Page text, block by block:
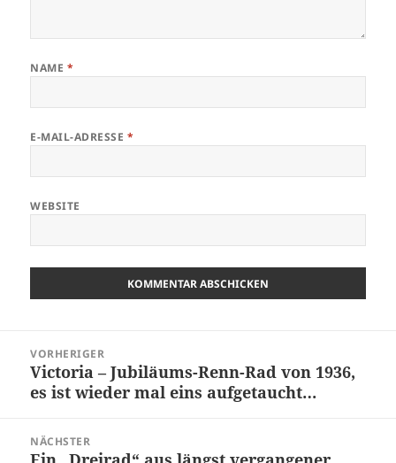
NAME *
E-MAIL-ADRESSE *
WEBSITE
VORHERIGER
Vorheriger
Beitrag:
Victoria – Jubiläums-Renn-Rad von 1936,
es ist wieder mal eins aufgetaucht…
NÄCHSTER